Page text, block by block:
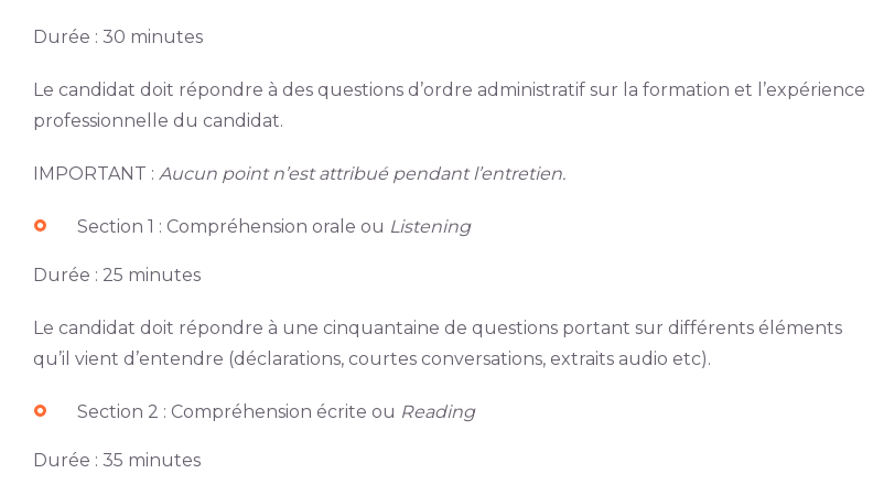
Durée : 30 minutes
Le candidat doit répondre à des questions d’ordre administratif sur la formation et l’expérience
professionnelle du candidat.
IMPORTANT : Aucun point n’est attribué pendant l’entretien.
Section 1 : Compréhension orale ou Listening
Durée : 25 minutes
Le candidat doit répondre à une cinquantaine de questions portant sur différents éléments
qu’il vient d’entendre (déclarations, courtes conversations, extraits audio etc).
Section 2 : Compréhension écrite ou Reading
Durée : 35 minutes